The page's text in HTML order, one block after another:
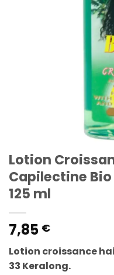
Lotion
Capilectine
125 ml
7,85 €
Lotion croissance
33 Keralong.